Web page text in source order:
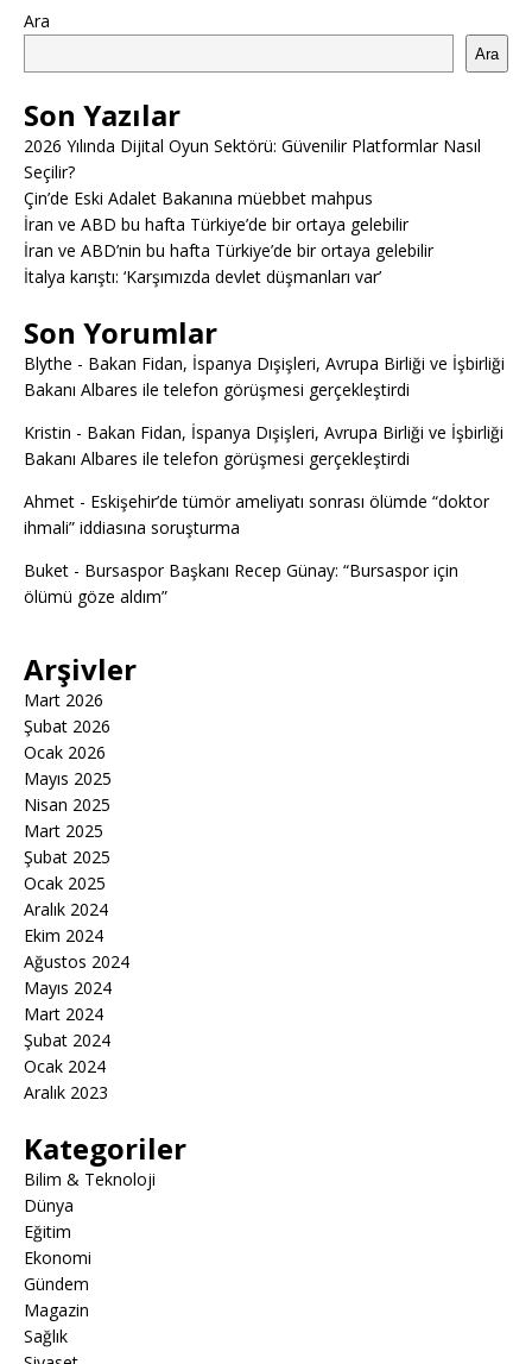
Ara
Ara
Son Yazılar
2026 Yılında Dijital Oyun Sektörü: Güvenilir Platformlar Nasıl
Seçilir?
Çin’de Eski Adalet Bakanına müebbet mahpus
İran ve ABD bu hafta Türkiye’de bir ortaya gelebilir
İran ve ABD’nin bu hafta Türkiye’de bir ortaya gelebilir
İtalya karıştı: ‘Karşımızda devlet düşmanları var’
Son Yorumlar
Blythe - Bakan Fidan, İspanya Dışişleri, Avrupa Birliği ve İşbirliği
Bakanı Albares ile telefon görüşmesi gerçekleştirdi
Kristin - Bakan Fidan, İspanya Dışişleri, Avrupa Birliği ve İşbirliği
Bakanı Albares ile telefon görüşmesi gerçekleştirdi
Ahmet - Eskişehir’de tümör ameliyatı sonrası ölümde “doktor
ihmali” iddiasına soruşturma
Buket - Bursaspor Başkanı Recep Günay: “Bursaspor için
ölümü göze aldım”
Arşivler
Mart 2026
Şubat 2026
Ocak 2026
Mayıs 2025
Nisan 2025
Mart 2025
Şubat 2025
Ocak 2025
Aralık 2024
Ekim 2024
Ağustos 2024
Mayıs 2024
Mart 2024
Şubat 2024
Ocak 2024
Aralık 2023
Kategoriler
Bilim & Teknoloji
Dünya
Eğitim
Ekonomi
Gündem
Magazin
Sağlık